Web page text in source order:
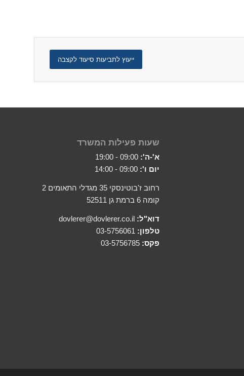
ייעוץ לתביעות סיעוד לקצבה
שעות פעילות המשרד
א'-ה':
יום ו':
רחוב ז'בוטינסקי 35 מגדלי התאומים 2
קומה 6 ברמת גן 52511
דוא"ל: dovlerer@dovlerer.co.il
טלפון:
פקס: 03-5756785